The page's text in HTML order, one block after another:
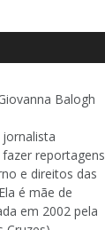
reportagens
e direitos das
é mãe de
em 2002 pela